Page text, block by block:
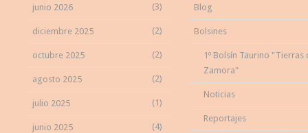
junio 2026 (3)
diciembre 2025 (2)
octubre 2025 (2)
agosto 2025 (2)
julio 2025 (1)
junio 2025 (4)
Blog
Bolsines
1º Bolsín Taurino "Tierras
Zamora"
Noticias
Reportajes